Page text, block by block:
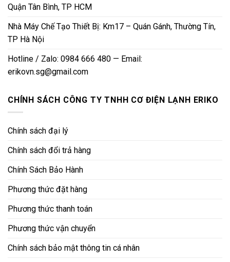
Quận Tân Bình, TP HCM
Nhà Máy Chế Tạo Thiết Bị: Km17 – Quán Gánh, Thường Tín,
TP Hà Nội
Hotline / Zalo: 0984 666 480 — Email:
erikovn.sg@gmail.com
CHÍNH SÁCH CÔNG TY TNHH CƠ ĐIỆN LẠNH ERIKO
Chính sách đại lý
Chính sách đổi trả hàng
Chính Sách Bảo Hành
Phương thức đặt hàng
Phương thức thanh toán
Phương thức vận chuyển
Chính sách bảo mật thông tin cá nhân